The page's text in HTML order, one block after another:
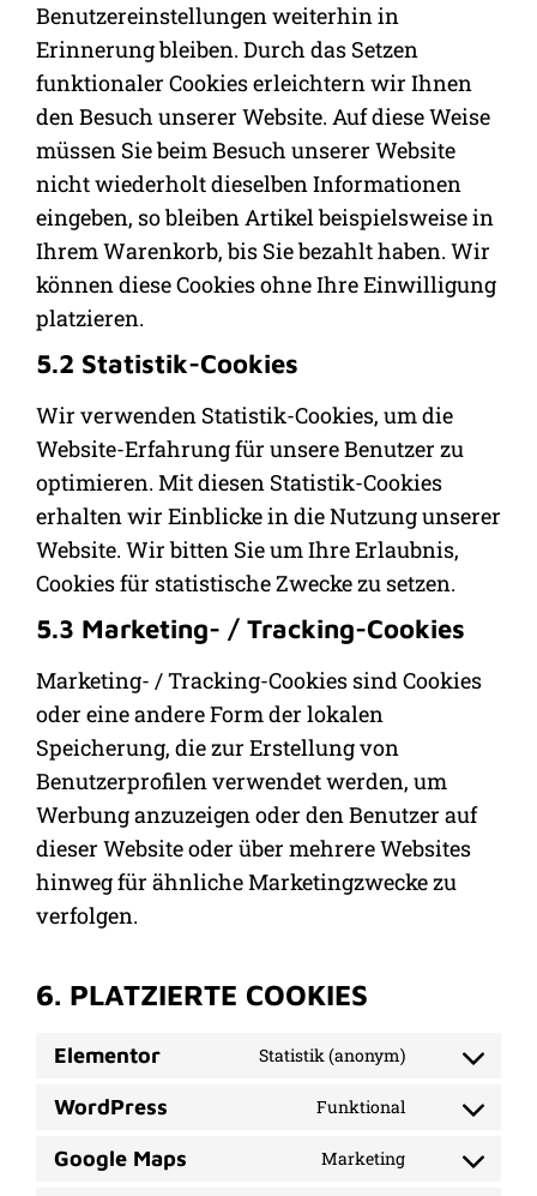
Benutzereinstellungen weiterhin in
Erinnerung bleiben. Durch das Setzen
funktionaler Cookies erleichtern wir Ihnen
den Besuch unserer Website. Auf diese Weise
müssen Sie beim Besuch unserer Website
nicht wiederholt dieselben Informationen
eingeben, so bleiben Artikel beispielsweise in
Ihrem Warenkorb, bis Sie bezahlt haben. Wir
können diese Cookies ohne Ihre Einwilligung
platzieren.
5.2 Statistik-Cookies
Wir verwenden Statistik-Cookies, um die
Website-Erfahrung für unsere Benutzer zu
optimieren. Mit diesen Statistik-Cookies
erhalten wir Einblicke in die Nutzung unserer
Website. Wir bitten Sie um Ihre Erlaubnis,
Cookies für statistische Zwecke zu setzen.
5.3 Marketing- / Tracking-Cookies
Marketing- / Tracking-Cookies sind Cookies
oder eine andere Form der lokalen
Speicherung, die zur Erstellung von
Benutzerprofilen verwendet werden, um
Werbung anzuzeigen oder den Benutzer auf
dieser Website oder über mehrere Websites
hinweg für ähnliche Marketingzwecke zu
verfolgen.
6. PLATZIERTE COOKIES
Elementor Statistik (anonym)
WordPress Funktional
Google Maps Marketing